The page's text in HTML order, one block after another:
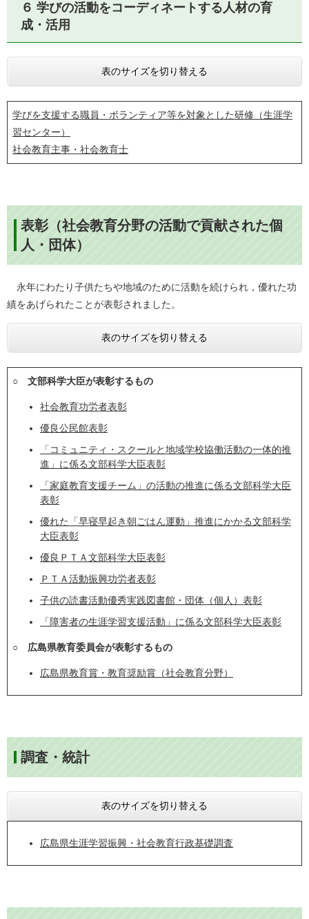
６ 学びの活動をコーディネートする人材の育
成・活用
表のサイズを切り替える
学びを支援する職員・ボランティア等を対象とした研修（生涯学
習センター）​
社会教育主事・社会教育士
表彰（社会教育分野の活動で貢献された個
人・団体）
永年にわたり子供たちや地域のために活動を続けられ，優れた功
績をあげられたことが表彰されました。
表のサイズを切り替える
○ 文部科学大臣が表彰するもの
社会教育功労者表彰
優良公民館表彰
「コミュニティ・スクールと地域学校協働活動の一体的推
進」に係る文部科学大臣表彰
「家庭教育支援チーム」の活動の推進に係る文部科学大臣
表彰
優れた「早寝早起き朝ごはん運動」推進にかかる文部科学
大臣表彰
優良ＰＴＡ文部科学大臣表彰
ＰＴＡ活動振興功労者表彰
子供の読書活動優秀実践図書館・団体（個人）表彰
「障害者の生涯学習支援活動」に係る文部科学大臣表彰
○ 広島県教育委員会が表彰するもの
広島県教育賞・教育奨励賞（社会教育分野）
調査・統計
表のサイズを切り替える
広島県生涯学習振興・社会教育行政基礎調査